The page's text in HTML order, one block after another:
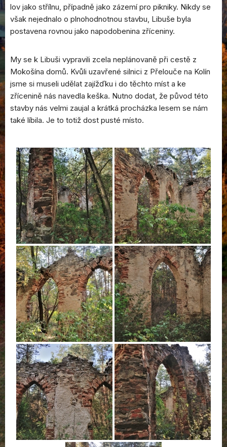
lov jako střílnu, případně jako zázemí pro pikniky. Nikdy se
však nejednalo o plnohodnotnou stavbu, Libuše byla
postavena rovnou jako napodobenina zříceniny.
My se k Libuši vypravili zcela neplánovaně při cestě z
Mokošína domů. Kvůli uzavřené silnici z Přelouče na Kolín
jsme si museli udělat zajížďku i do těchto míst a ke
zřícenině nás navedla keška. Nutno dodat, že původ této
stavby nás velmi zaujal a krátká procházka lesem se nám
také líbila. Je to totiž dost pusté místo.